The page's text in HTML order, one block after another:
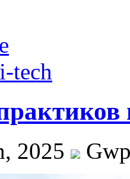
tech
2025